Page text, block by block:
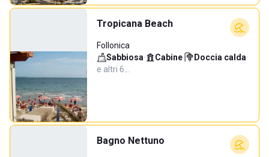
Tropicana Beach
Follonica
Sabbiosa· Cabine· Doccia calda·
e altri 6…
Bagno Nettuno